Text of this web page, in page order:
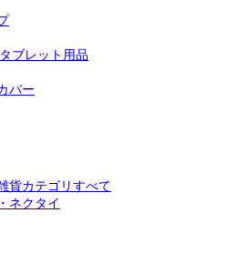
ブレット用品
バー
貨カテゴリすべて
ネクタイ